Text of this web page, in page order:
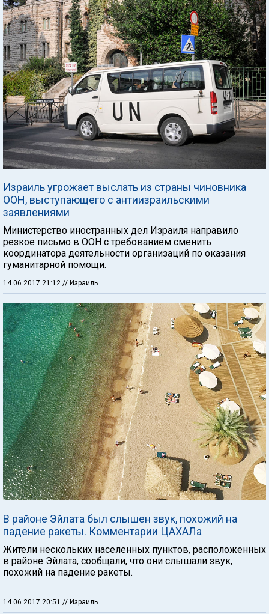
Израиль угрожает выслать из страны чиновника
ООН, выступающего с антиизраильскими
заявлениями
Министерство иностранных дел Израиля направило
резкое письмо в ООН с требованием сменить
координатора деятельности организаций по оказания
гуманитарной помощи.
14.06.2017 21:12 // Израиль
В районе Эйлата был слышен звук, похожий на
падение ракеты. Комментарии ЦАХАЛа
Жители нескольких населенных пунктов, расположенных
в районе Эйлата, сообщали, что они слышали звук,
похожий на падение ракеты.
14.06.2017 20:51 // Израиль